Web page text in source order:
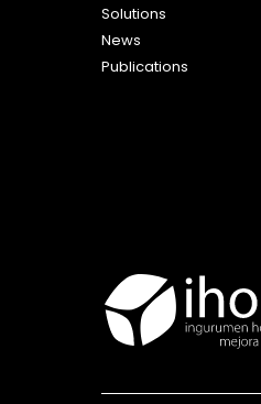
Solutions
News
Publications